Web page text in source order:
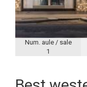
Num. aule / sale
1